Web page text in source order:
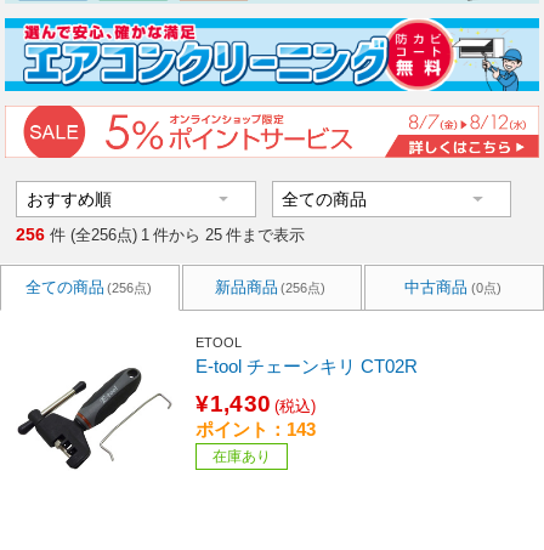
256 件 (全256点) 1 件から 25 件まで表示
全ての商品 (256点) 新品商品 (256点) 中古商品 (0点)
ETOOL
E-tool チェーンキリ CT02R
¥1,430 (税込)
ポイント：143
在庫あり